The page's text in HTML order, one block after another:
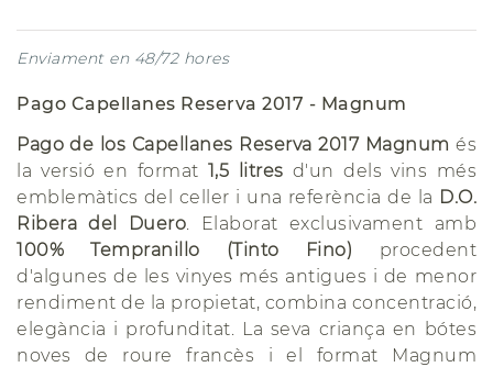
Enviament en 48/72 hores
Pago Capellanes Reserva 2017 - Magnum
Pago de los Capellanes Reserva 2017 Magnum és
la versió en format 1,5 litres d'un dels vins més
emblemàtics del celler i una referència de la D.O.
Ribera del Duero . Elaborat exclusivament amb
100% Tempranillo (Tinto Fino) procedent
d'algunes de les vinyes més antigues i de menor
rendiment de la propietat, combina concentració,
elegància i profunditat. La seva criança en bótes
noves de roure francès i el format Magnum